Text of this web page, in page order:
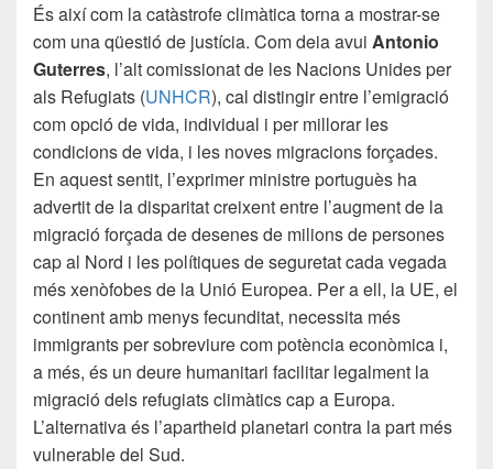
És així com la catàstrofe climàtica torna a mostrar-se
com una qüestió de justícia. Com deia avui Antonio
Guterres, l’alt comissionat de les Nacions Unides per
als Refugiats (UNHCR), cal distingir entre l’emigració
com opció de vida, individual i per millorar les
condicions de vida, i les noves migracions forçades.
En aquest sentit, l’exprimer ministre portuguès ha
advertit de la disparitat creixent entre l’augment de la
migració forçada de desenes de milions de persones
cap al Nord i les polítiques de seguretat cada vegada
més xenòfobes de la Unió Europea. Per a ell, la UE, el
continent amb menys fecunditat, necessita més
immigrants per sobreviure com potència econòmica i,
a més, és un deure humanitari facilitar legalment la
migració dels refugiats climàtics cap a Europa.
L’alternativa és l’apartheid planetari contra la part més
vulnerable del Sud.